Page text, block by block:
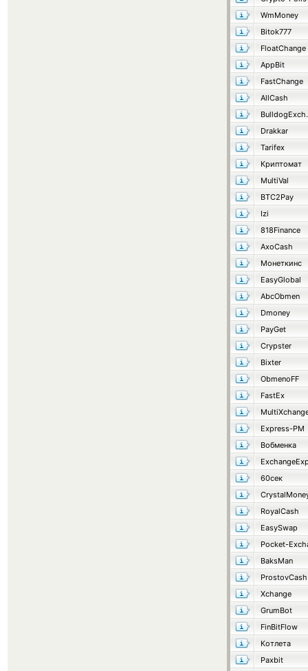
WmMoney
Bitok777
FloatChange
AppBit
FastChange
AllCash
Drakkar
Tarifex
Криптомат
MultiVal
BTC2Pay
Izi
818Finance
AxoCash
Монеткинс
EasyGlobal
AbcObmen
Dmoney
PayGet
Crypster
Bixter
ObmenoFF
FastEx
Express-PM
Вобменка
60сек
RoyalCash
EasySwap
Pocket-
BaksMan
ProstovCash
Xchange
GrumBot
FinBitFlow
Котлета
Paxbit